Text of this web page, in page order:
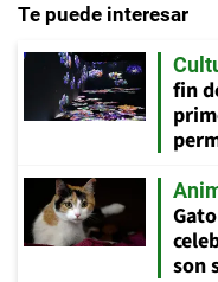
Te puede interesar
fin
son